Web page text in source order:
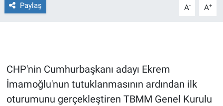
Paylaş A- A+
CHP'nin Cumhurbaşkanı adayı Ekrem
İmamoğlu'nun tutuklanmasının ardından ilk
oturumunu gerçekleştiren TBMM Genel Kurulu
Haber
İlan